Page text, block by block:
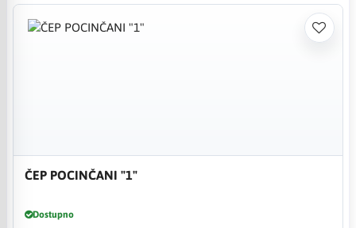
ČEP POCINČANI "1"
Dostupno